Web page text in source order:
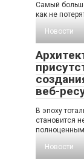
Самый
как не
Новости
веб-
В эпоху
становится
Новости